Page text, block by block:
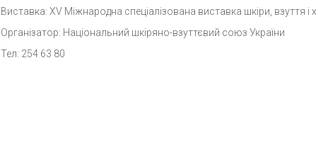
Виставка: XV Міжнародна спеціалізована виставка шкіри, взуття і
Організатор: Національний шкіряно-взуттєвий союз України
Тел: 254 63 80